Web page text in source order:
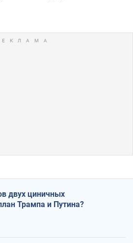
двух циничных
Трампа и Путина?